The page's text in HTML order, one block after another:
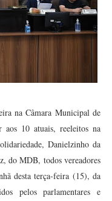
na Câmara Municipal de
10 atuais, reeleitos na
Danielzinho da
do MDB, todos vereadores
desta terça-feira (15), da
pelos parlamentares e